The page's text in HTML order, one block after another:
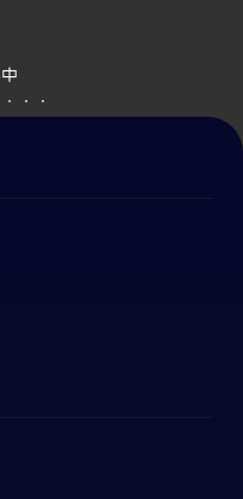
・・